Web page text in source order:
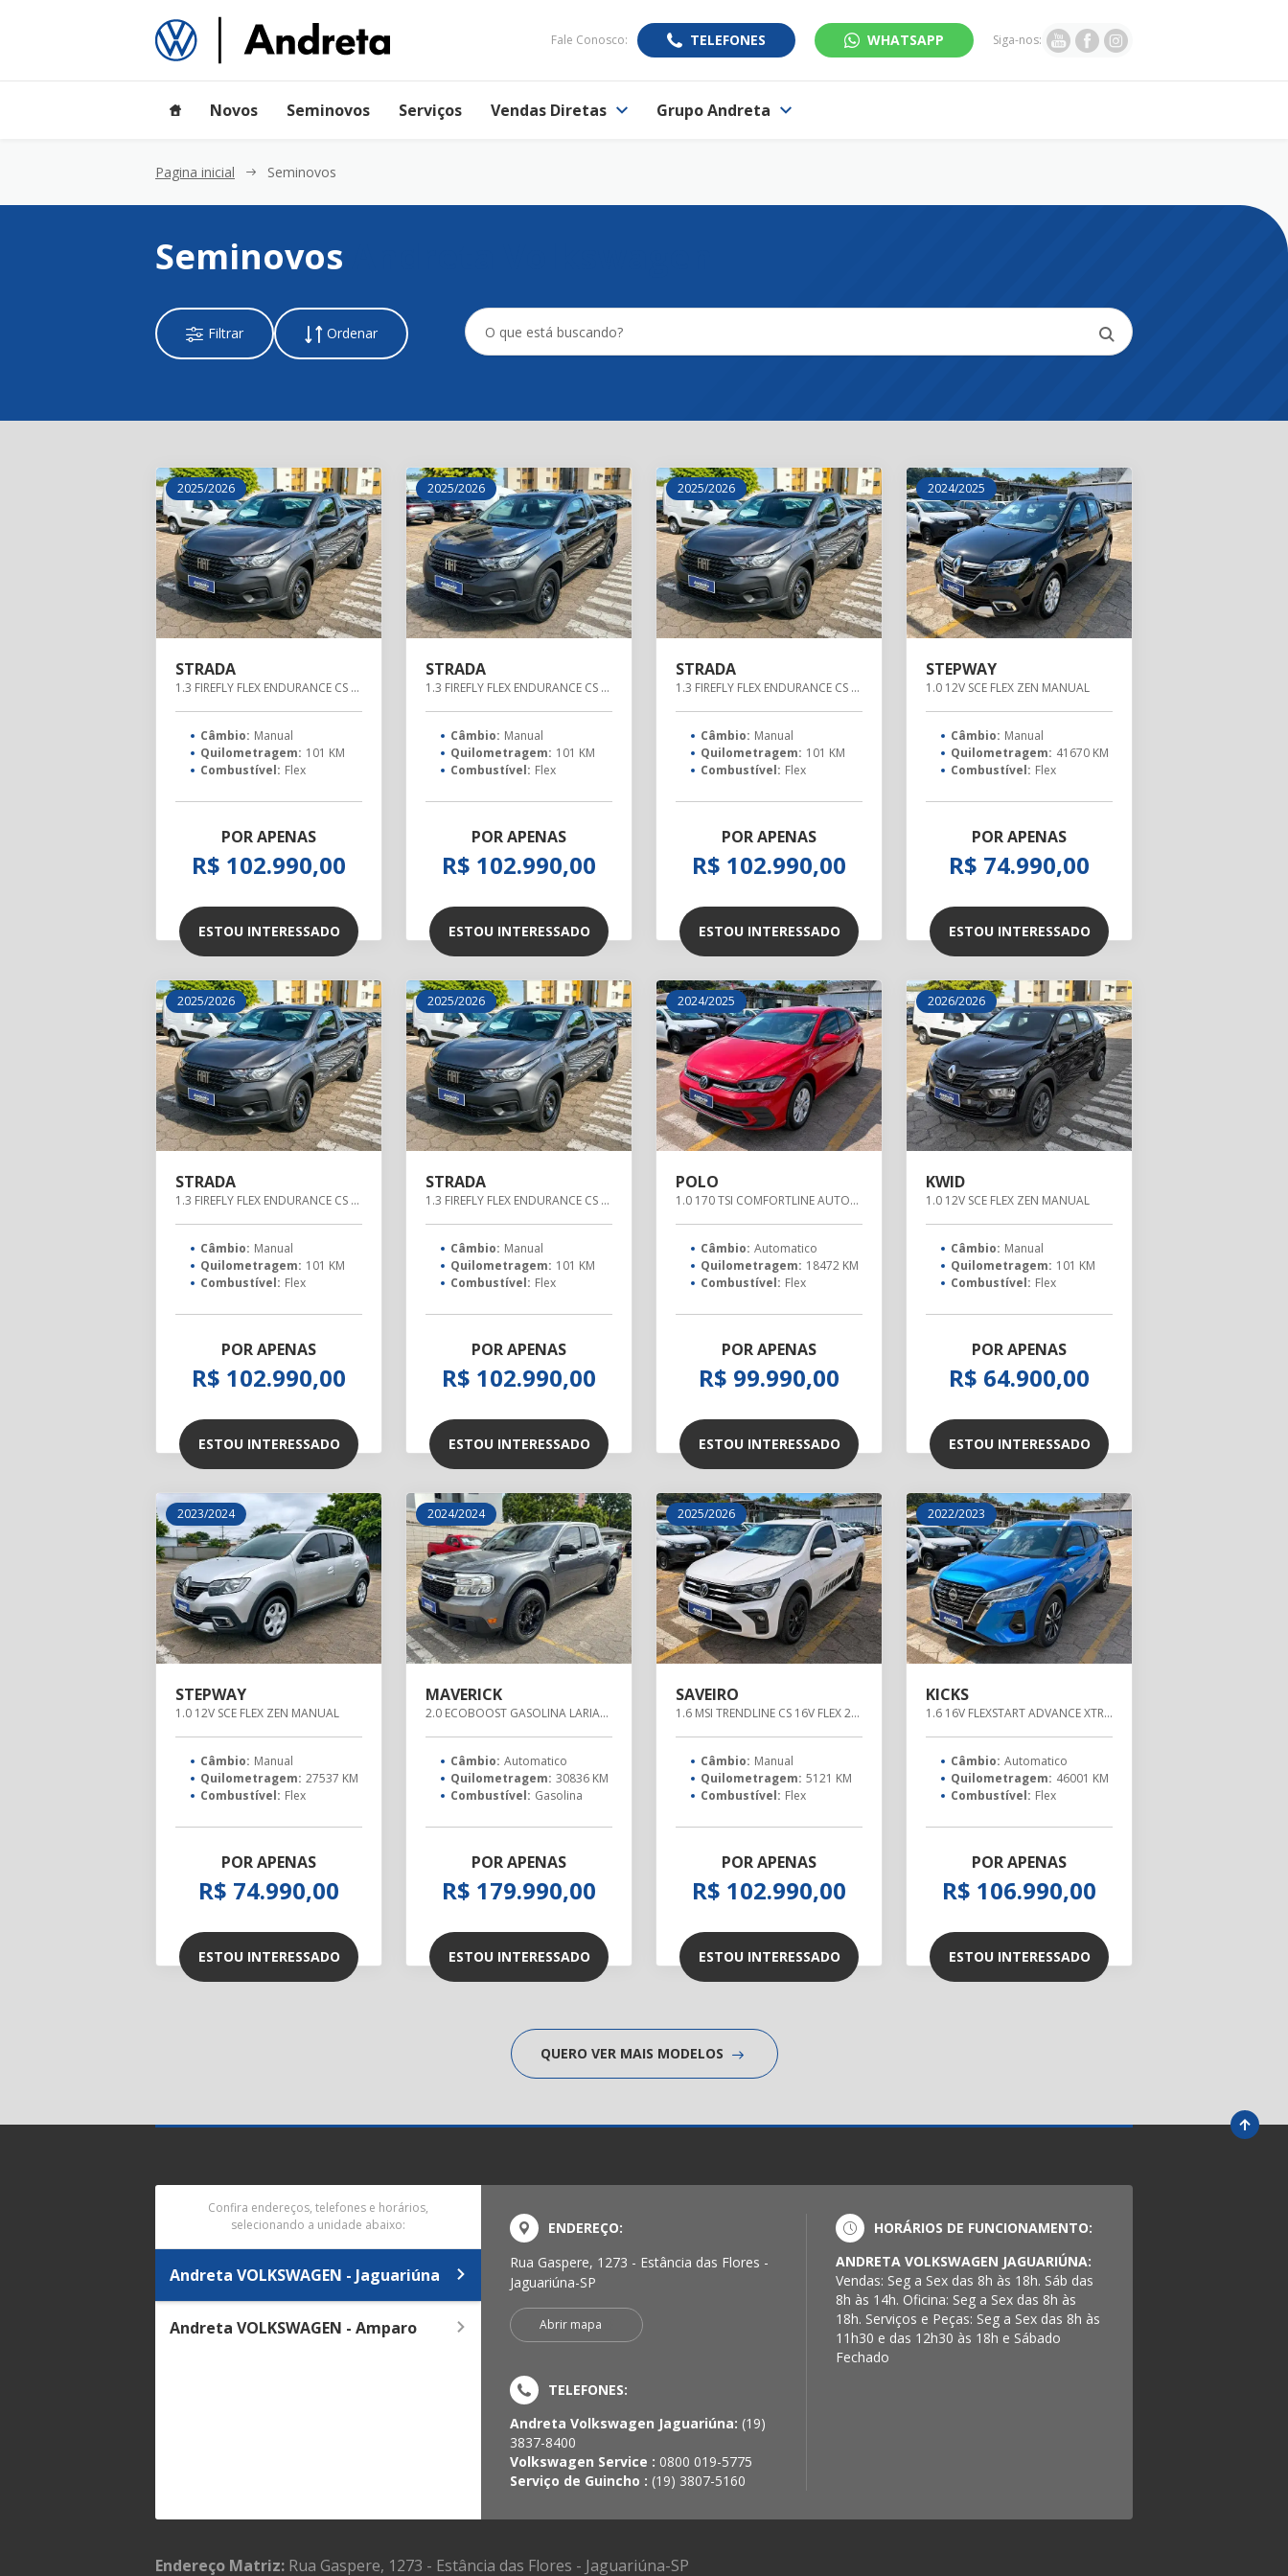
Fale Conosco: TELEFONES WHATSAPP Siga-nos:
Novos Seminovos Serviços Vendas Diretas Grupo Andreta
Pagina inicial Seminovos
Seminovos
Filtrar Ordenar
2025/2026
STRADA
1.3 FIREFLY FLEX ENDURANCE CS MANUAL
Câmbio: Manual
Quilometragem: 101 KM
Combustível: Flex
POR APENAS
R$ 102.990,00
ESTOU INTERESSADO
2025/2026
STRADA
1.3 FIREFLY FLEX ENDURANCE CS MANUAL
Câmbio: Manual
Quilometragem: 101 KM
Combustível: Flex
POR APENAS
R$ 102.990,00
ESTOU INTERESSADO
2025/2026
STRADA
1.3 FIREFLY FLEX ENDURANCE CS MANUAL
Câmbio: Manual
Quilometragem: 101 KM
Combustível: Flex
POR APENAS
R$ 102.990,00
ESTOU INTERESSADO
2024/2025
STEPWAY
1.0 12V SCE FLEX ZEN MANUAL
Câmbio: Manual
Quilometragem: 41670 KM
Combustível: Flex
POR APENAS
R$ 74.990,00
ESTOU INTERESSADO
2025/2026
STRADA
1.3 FIREFLY FLEX ENDURANCE CS MANUAL
Câmbio: Manual
Quilometragem: 101 KM
Combustível: Flex
POR APENAS
R$ 102.990,00
ESTOU INTERESSADO
2025/2026
STRADA
1.3 FIREFLY FLEX ENDURANCE CS MANUAL
Câmbio: Manual
Quilometragem: 101 KM
Combustível: Flex
POR APENAS
R$ 102.990,00
ESTOU INTERESSADO
2024/2025
POLO
1.0 170 TSI COMFORTLINE AUTOMÁTICO
Câmbio: Automatico
Quilometragem: 18472 KM
Combustível: Flex
POR APENAS
R$ 99.990,00
ESTOU INTERESSADO
2026/2026
KWID
1.0 12V SCE FLEX ZEN MANUAL
Câmbio: Manual
Quilometragem: 101 KM
Combustível: Flex
POR APENAS
R$ 64.900,00
ESTOU INTERESSADO
2023/2024
STEPWAY
1.0 12V SCE FLEX ZEN MANUAL
Câmbio: Manual
Quilometragem: 27537 KM
Combustível: Flex
POR APENAS
R$ 74.990,00
ESTOU INTERESSADO
2024/2024
MAVERICK
2.0 ECOBOOST GASOLINA LARIAT FX4 AUTOMÁTICO
Câmbio: Automatico
Quilometragem: 30836 KM
Combustível: Gasolina
POR APENAS
R$ 179.990,00
ESTOU INTERESSADO
2025/2026
SAVEIRO
1.6 MSI TRENDLINE CS 16V FLEX 2P MANUAL
Câmbio: Manual
Quilometragem: 5121 KM
Combustível: Flex
POR APENAS
R$ 102.990,00
ESTOU INTERESSADO
2022/2023
KICKS
1.6 16V FLEXSTART ADVANCE XTRONIC
Câmbio: Automatico
Quilometragem: 46001 KM
Combustível: Flex
POR APENAS
R$ 106.990,00
ESTOU INTERESSADO
QUERO VER MAIS MODELOS
Confira endereços, telefones e horários,
selecionando a unidade abaixo:
Andreta VOLKSWAGEN - Jaguariúna
Andreta VOLKSWAGEN - Amparo
ENDEREÇO:
Rua Gaspere, 1273 - Estância das Flores -
Jaguariúna-SP
Abrir mapa
TELEFONES:
Andreta Volkswagen Jaguariúna: (19)
3837-8400
Volkswagen Service : 0800 019-5775
Serviço de Guincho : (19) 3807-5160
HORÁRIOS DE FUNCIONAMENTO:
ANDRETA VOLKSWAGEN JAGUARIÚNA:
Vendas: Seg a Sex das 8h às 18h. Sáb das
8h às 14h. Oficina: Seg a Sex das 8h às
18h. Serviços e Peças: Seg a Sex das 8h às
11h30 e das 12h30 às 18h e Sábado
Fechado
Endereço Matriz: Rua Gaspere, 1273 - Estância das Flores - Jaguariúna-SP